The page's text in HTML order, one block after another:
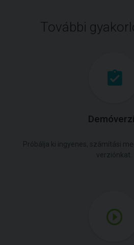
További